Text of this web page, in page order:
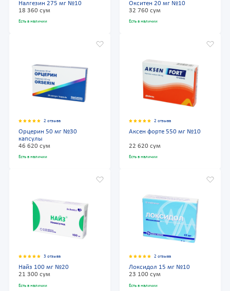
Налгезин 275 мг №10
18 360 сум
Есть в наличии
Окситен 20 мг №10
32 760 сум
Есть в наличии
2 отзыва
Орцерин 50 мг №30
капсулы
46 620 сум
Есть в наличии
2 отзыва
Аксен форте 550 мг №10
22 620 сум
Есть в наличии
3 отзыва
Найз 100 мг №20
21 300 сум
Есть в наличии
2 отзыва
Локсидол 15 мг №10
23 100 сум
Есть в наличии